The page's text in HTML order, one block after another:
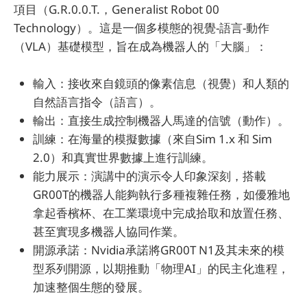
項目（G.R.0.0.T.，Generalist Robot 00
Technology）。這是一個多模態的視覺-語言-動作
（VLA）基礎模型，旨在成為機器人的「大腦」：
輸入：接收來自鏡頭的像素信息（視覺）和人類的
自然語言指令（語言）。
輸出：直接生成控制機器人馬達的信號（動作）。
訓練：在海量的模擬數據（來自Sim 1.x 和 Sim
2.0）和真實世界數據上進行訓練。
能力展示：演講中的演示令人印象深刻，搭載
GR00T的機器人能夠執行多種複雜任務，如優雅地
拿起香檳杯、在工業環境中完成拾取和放置任務、
甚至實現多機器人協同作業。
開源承諾：Nvidia承諾將GR00T N1及其未來的模
型系列開源，以期推動「物理AI」的民主化進程，
加速整個生態的發展。